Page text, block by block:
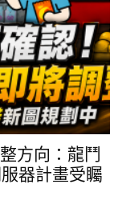
方向：龍鬥
器計畫受矚